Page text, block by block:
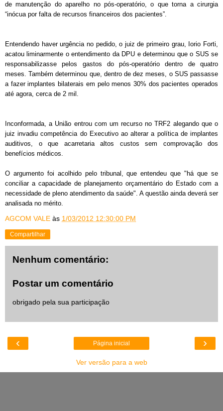
de manutenção do aparelho no pós-operatório, o que torna a cirurgia
“inócua por falta de recursos financeiros dos pacientes”.
Entendendo haver urgência no pedido, o juiz de primeiro grau, Iorio Forti,
acatou liminarmente o entendimento da DPU e determinou que o SUS se
responsabilizasse pelos gastos do pós-operatório dentro de quatro
meses. Também determinou que, dentro de dez meses, o SUS passasse
a fazer implantes bilaterais em pelo menos 30% dos pacientes operados
até agora, cerca de 2 mil.
Inconformada, a União entrou com um recurso no TRF2 alegando que o
juiz invadiu competência do Executivo ao alterar a política de implantes
auditivos, o que acarretaria altos custos sem comprovação dos
benefícios médicos.
O argumento foi acolhido pelo tribunal, que entendeu que "há que se
conciliar a capacidade de planejamento orçamentário do Estado com a
necessidade de pleno atendimento da saúde". A questão ainda deverá ser
analisada no mérito.
AGCOM VALE às 1/03/2012 12:30:00 PM
Compartilhar
Nenhum comentário:
Postar um comentário
obrigado pela sua participação
‹ ›
Página inicial
Ver versão para a web